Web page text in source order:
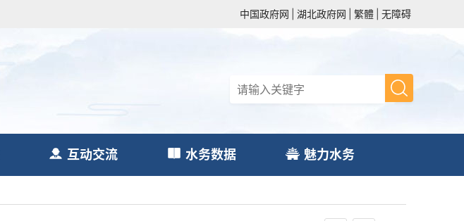
中国政府网 湖北政府网 繁體 无障碍
互动交流 水务数据 魅力水务